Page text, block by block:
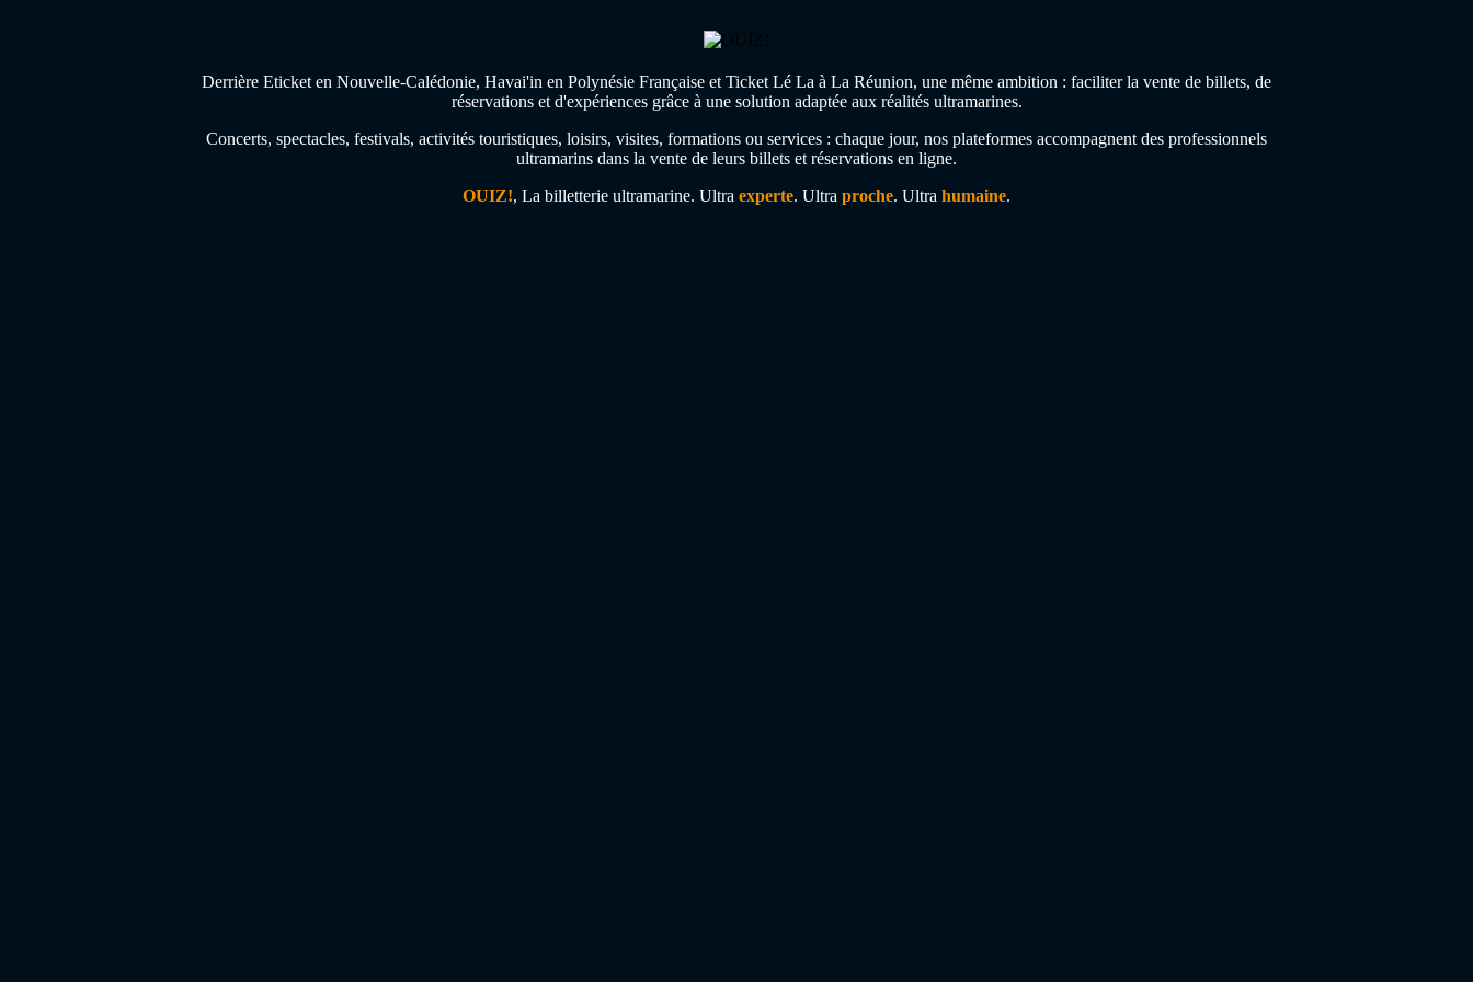
Derrière Eticket en Nouvelle-Calédonie, Havai'in en Polynésie Française et Ticket Lé La à La Réunion, une même ambition : faciliter la vente de billets, de
réservations et d'expériences grâce à une solution adaptée aux réalités ultramarines.
Concerts, spectacles, festivals, activités touristiques, loisirs, visites, formations ou services : chaque jour, nos plateformes accompagnent des professionnels
ultramarins dans la vente de leurs billets et réservations en ligne.
OUIZ!, La billetterie ultramarine. Ultra experte. Ultra proche.️ Ultra humaine.